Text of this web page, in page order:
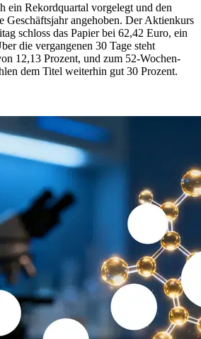
ein Rekordquartal vorgelegt und den
Geschäftsjahr angehoben. Der Aktienkurs
schloss das Papier bei 62,42 Euro, ein
die vergangenen 30 Tage steht
12,13 Prozent, und zum 52-Wochen-
dem Titel weiterhin gut 30 Prozent.